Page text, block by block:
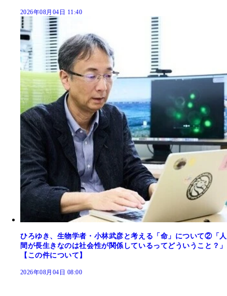
2026年08月04日 11:40
ひろゆき、生物学者・小林武彦と考える「命」について②「人
間が長生きなのは社会性が関係しているってどういうこと？」
【この件について】
2026年08月04日 08:00